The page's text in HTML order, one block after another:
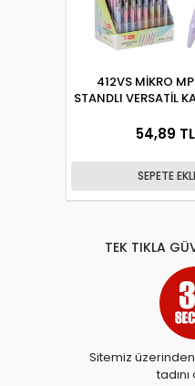
412VS MİKRO
STANDLI VERSATİL
54,89 TL
SEPETE
TEK TIKLA
Sitemiz
tadını